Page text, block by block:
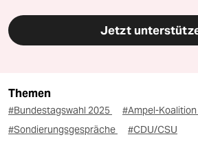
Jetzt
Themen
#Bundestagswahl 2025 #Ampel-Koalition
#Sondierungsgespräche
#CDU/CSU